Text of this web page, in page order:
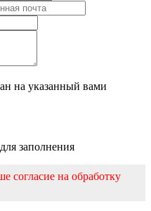
на указанный вами
заполнения
согласие на обработку